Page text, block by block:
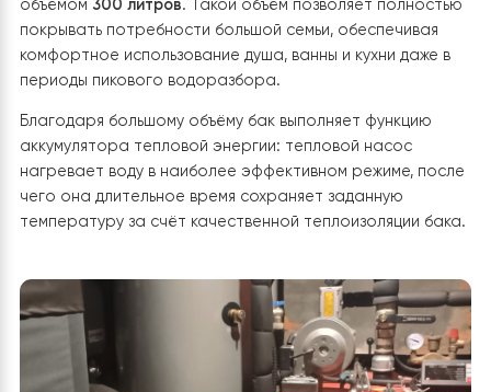
Синергия с инверторами DEYE
Отдельным преимуществом данного проекта стала
интеграция теплового насоса с уже установленной
системой резервного электропитания на базе
инверторов DEYEобщей мощностью30 кВт.
Гидромодуль подключён к электрическому щиту,
питается именно от этой системы.
Мощность компрессора увеличивается плавно,
нагрузка на инверторы и аккумуляторные батареи
возрастает постепенно. Это существенно
стабильность работы всей энергосистемы здания,